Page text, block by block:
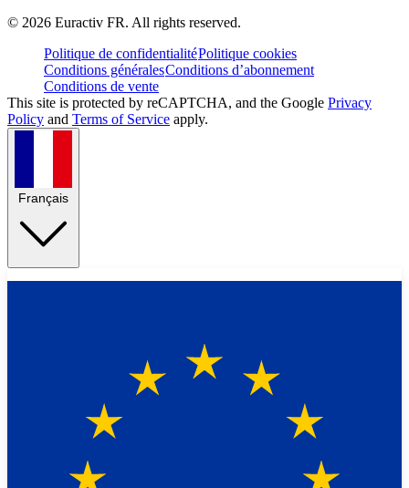
© 2026 Euractiv FR. All rights reserved.
Politique de confidentialitéPolitique cookies
Conditions généralesConditions d’abonnement
Conditions de vente
This site is protected by reCAPTCHA, and the Google Privacy
Policy and Terms of Service apply.
Français